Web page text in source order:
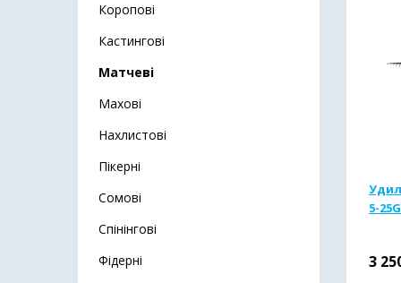
Коропові
Кастингові
Матчеві
Махові
Нахлистові
Пікерні
Сомові
Спінінгові
Фідерні
5-
3